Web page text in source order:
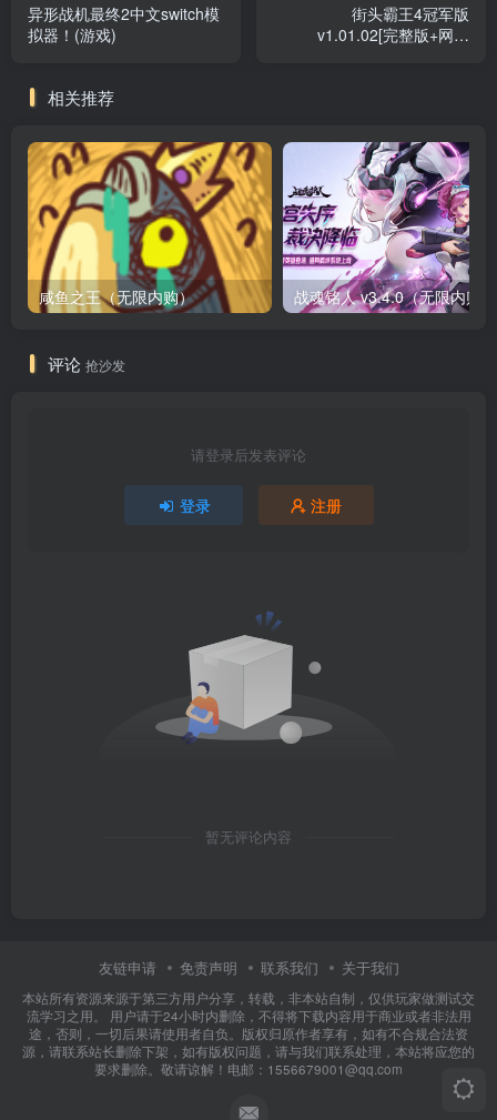
异形战机最终2中文switch模
拟器！(游戏)
街头霸王4冠军版
v1.01.02[完整版+网飞
相关推荐
咸鱼之王（无限内购）
评论 抢沙发
请登录后发表评论
登录 注册
暂无评论内容
友链申请 免责声明 联系我们 关于我们
本站所有资源来源于第三方用户分享，转载，非本站自制，仅供玩家做测试交
流学习之用。 用户请于24小时内删除，不得将下载内容用于商业或者非法用
途，否则，一切后果请使用者自负。版权归原作者享有，如有不合规合法资
源，请联系站长删除下架，如有版权问题，请与我们联系处理，本站将应您的
要求删除。敬请谅解！电邮：1556679001@qq.com